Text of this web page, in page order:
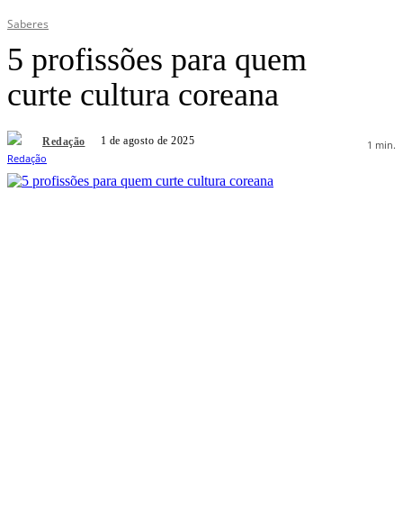
Saberes
5 profissões para quem
curte cultura coreana
Redação 1 de agosto de 2025 1 min.